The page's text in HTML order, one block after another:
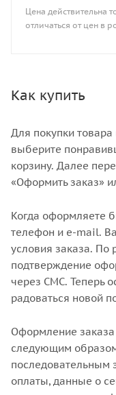
Цена действительна
отличаться от цен в
Как купить
Для покупки
выберите
корзину. Далее
«Оформить заказ»
Когда оформляете
телефон и e-mail.
условия заказа. По
подтверждение
через СМС. Теперь
радоваться новой
Оформление
следующим
последовательным
оплаты, данные о